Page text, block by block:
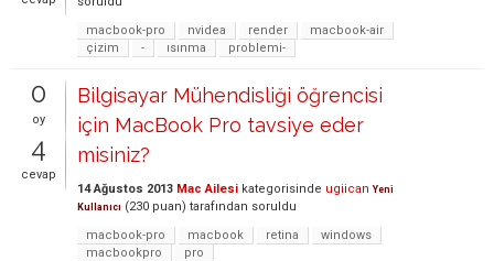
macbook-pro
nvidea render
macbook-air
çizim
- ısınma problemi-
0
oy
4
cevap
Bilgisayar Mühendisliği öğrencisi
için MacBook Pro tavsiye eder
misiniz?
14 Ağustos 2013 Mac Ailesi kategorisinde ugiican Yeni
Kullanıcı (230 puan) tarafından soruldu
macbook-pro
macbook retina
windows
macbookpro
pro